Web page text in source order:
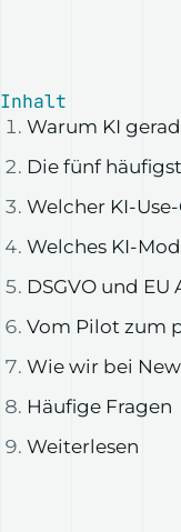
Inhalt
Warum KI
Die fünf
Welcher KI-
Welches KI-
DSGVO und EU
Vom Pilot zum
Wie wir bei
Häufige Fragen
Weiterlesen